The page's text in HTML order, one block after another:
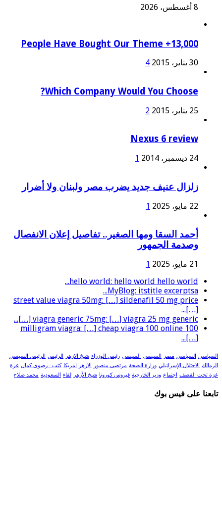
8 أغسطس، 2026
13,000+ People Have Bought Our Theme
30 يناير، 2015 4
Which Company Would You Choose?
25 يناير، 2015 2
Nexus 6 review
24 ديسمبر، 2014 1
زلزال عنيف جديد يضرب مصر ولبنان ولا أضرار
22 مايو، 2025 1
أحمد السقا ومها الصغير.. تفاصيل إعلان الانفصال
وصدمة الجمهور
21 مايو، 2025
1
hello world: hello world hello world...
MyBlog: itstitle excerptsa...
street value viagra 50mg: […] sildenafil 50 mg price
[…]...
viagra generic 75mg: […] viagra 25 mg generic […]...
100 milligram viagra: […] cheap viagra 100 online
[…]...
السياسي السياسى مصر السيسي السيسى رئيس الوزراء شيخ الازهر الرئيس الرئيس السيسي
الزمالك الاحتلال الإسرائيلي وزارة الصحة مرتضى منصور الازهر امريكا كتب - رضوى كمال غزة
غزة تحت القصف اجتماع وزير الخارجية فيروس كورونا شيخ الأزهر لقاء السعودية محمد صلاح
تابعنا على فيس بوك